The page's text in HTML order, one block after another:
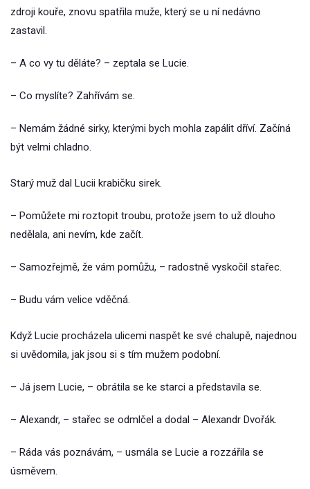
zdroji kouře, znovu spatřila muže, který se u ní nedávno
zastavil.
– A co vy tu děláte? – zeptala se Lucie.
– Co myslíte? Zahřívám se.
– Nemám žádné sirky, kterými bych mohla zapálit dříví. Začíná
být velmi chladno.
Starý muž dal Lucii krabičku sirek.
– Pomůžete mi roztopit troubu, protože jsem to už dlouho
nedělala, ani nevím, kde začít.
– Samozřejmě, že vám pomůžu, – radostně vyskočil stařec.
– Budu vám velice vděčná.
Když Lucie procházela ulicemi naspět ke své chalupě, najednou
si uvědomila, jak jsou si s tím mužem podobní.
– Já jsem Lucie, – obrátila se ke starci a představila se.
– Alexandr, – stařec se odmlčel a dodal – Alexandr Dvořák.
– Ráda vás poznávám, – usmála se Lucie a rozzářila se
úsměvem.